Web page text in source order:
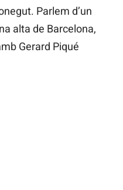
Parlem d’un
alta de Barcelona,
Gerard Piqué